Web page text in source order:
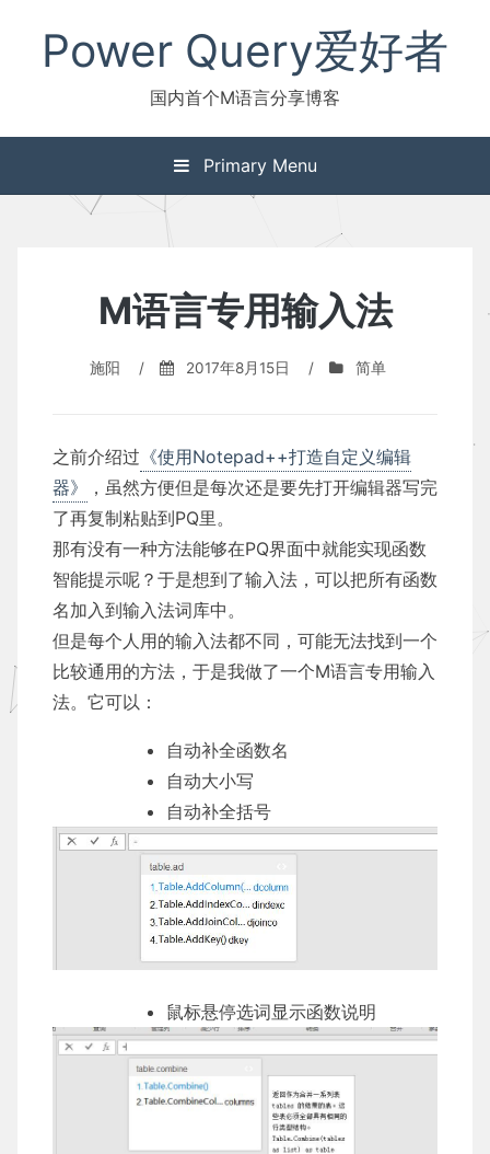
contentPower Query爱好者
国内首个M语言分享博客
Primary Menu
M语言专用输入法
施阳 / 2017年8月15日 / 简单
之前介绍过 《使用Notepad++打造自定义编辑
器》
，虽然方便但是每次还是要先打开编辑器写完
了再复制粘贴到PQ里。
那有没有一种方法能够在PQ界面中就能实现函数
智能提示呢？于是想到了输入法，可以把所有函数
名加入到输入法词库中。
但是每个人用的输入法都不同，可能无法找到一个
比较通用的方法，于是我做了一个M语言专用输入
法。它可以：
自动补全函数名
自动大小写
自动补全括号
鼠标悬停选词显示函数说明